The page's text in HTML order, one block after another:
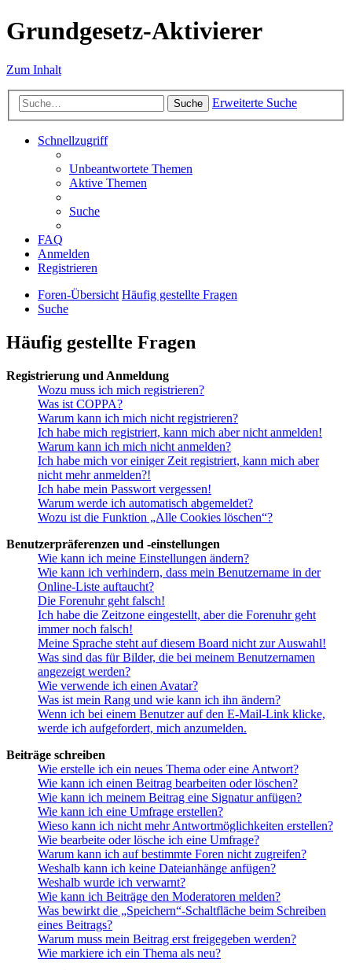
Grundgesetz-Aktivierer
Zum Inhalt
Suche Erweiterte Suche
Schnellzugriff
Unbeantwortete Themen
Aktive Themen
Suche
FAQ
Anmelden
Registrieren
Foren-Übersicht Häufig gestellte Fragen
Suche
Häufig gestellte Fragen
Registrierung und Anmeldung
Wozu muss ich mich registrieren?
Was ist COPPA?
Warum kann ich mich nicht registrieren?
Ich habe mich registriert, kann mich aber nicht anmelden!
Warum kann ich mich nicht anmelden?
Ich habe mich vor einiger Zeit registriert, kann mich aber
nicht mehr anmelden?!
Ich habe mein Passwort vergessen!
Warum werde ich automatisch abgemeldet?
Wozu ist die Funktion „Alle Cookies löschen“?
Benutzerpräferenzen und -einstellungen
Wie kann ich meine Einstellungen ändern?
Wie kann ich verhindern, dass mein Benutzername in der
Online-Liste auftaucht?
Die Forenuhr geht falsch!
Ich habe die Zeitzone eingestellt, aber die Forenuhr geht
immer noch falsch!
Meine Sprache steht auf diesem Board nicht zur Auswahl!
Was sind das für Bilder, die bei meinem Benutzernamen
angezeigt werden?
Wie verwende ich einen Avatar?
Was ist mein Rang und wie kann ich ihn ändern?
Wenn ich bei einem Benutzer auf den E-Mail-Link klicke,
werde ich aufgefordert, mich anzumelden.
Beiträge schreiben
Wie erstelle ich ein neues Thema oder eine Antwort?
Wie kann ich einen Beitrag bearbeiten oder löschen?
Wie kann ich meinem Beitrag eine Signatur anfügen?
Wie kann ich eine Umfrage erstellen?
Wieso kann ich nicht mehr Antwortmöglichkeiten erstellen?
Wie bearbeite oder lösche ich eine Umfrage?
Warum kann ich auf bestimmte Foren nicht zugreifen?
Weshalb kann ich keine Dateianhänge anfügen?
Weshalb wurde ich verwarnt?
Wie kann ich Beiträge den Moderatoren melden?
Was bewirkt die „Speichern“-Schaltfläche beim Schreiben
eines Beitrags?
Warum muss mein Beitrag erst freigegeben werden?
Wie markiere ich ein Thema als neu?